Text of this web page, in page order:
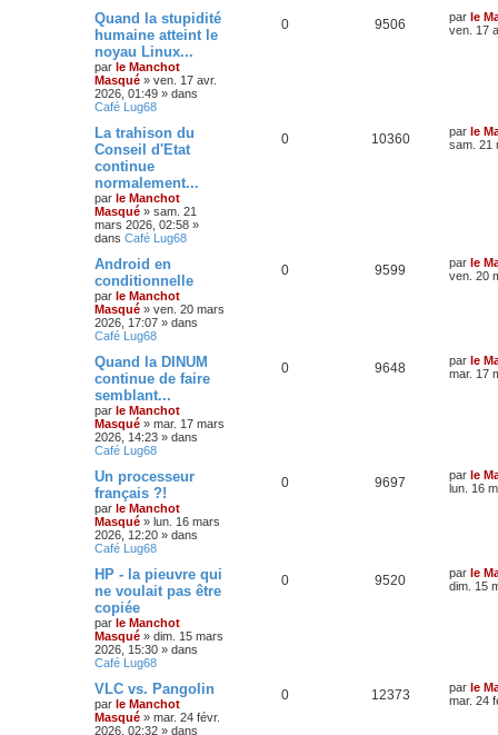
Quand la stupidité
humaine atteint le
noyau Linux...
par le Manchot
Masqué » ven. 17 avr.
2026, 01:49 » dans
Café Lug68
0 9506 par le
ven. 17
La trahison du
Conseil d'Etat
continue
normalement...
par le Manchot
Masqué » sam. 21
mars 2026, 02:58 »
dans Café Lug68
0 10360 par le
sam. 21
Android en
conditionnelle
par le Manchot
Masqué » ven. 20 mars
2026, 17:07 » dans
Café Lug68
0 9599 par le
ven. 20
Quand la DINUM
continue de faire
semblant...
par le Manchot
Masqué » mar. 17 mars
2026, 14:23 » dans
Café Lug68
0 9648 par le
mar. 17
Un processeur
français ?!
par le Manchot
Masqué » lun. 16 mars
2026, 12:20 » dans
Café Lug68
0 9697 par le
lun. 16
HP - la pieuvre qui
ne voulait pas être
copiée
par le Manchot
Masqué » dim. 15 mars
2026, 15:30 » dans
Café Lug68
0 9520 par le
dim. 15
VLC vs. Pangolin
par le Manchot
Masqué » mar. 24 févr.
2026, 02:32 » dans
0 12373 par le
mar. 24